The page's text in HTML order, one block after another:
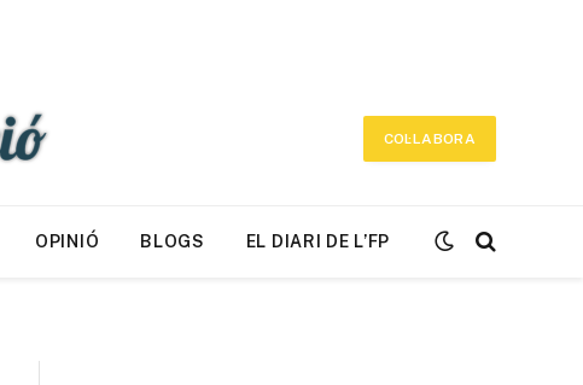
COL·LABORA
OPINIÓ BLOGS EL DIARI DE L’FP